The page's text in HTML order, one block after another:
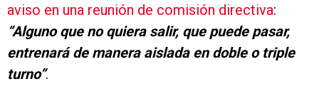
aviso en una reunión de comisión directiva:
“Alguno que no quiera salir, que puede pasar,
entrenará de manera aislada en doble o triple
turno”.